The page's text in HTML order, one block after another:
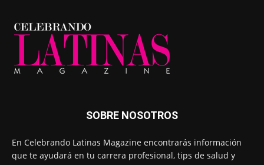
SOBRE NOSOTROS
En Celebrando Latinas Magazine encontrarás información
que te ayudará en tu carrera profesional, tips de salud y